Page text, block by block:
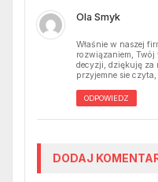
Ola Smyk
Właśnie w naszej
rozwiązaniem, Twój
decyzji, dziękuję za
przyjemne sie
ODPOWIEDZ
DODAJ